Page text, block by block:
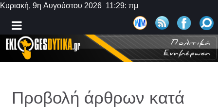
Κυριακή, 9η Αυγούστου 2026 11:29: πμ
Προβολή άρθρων κατά